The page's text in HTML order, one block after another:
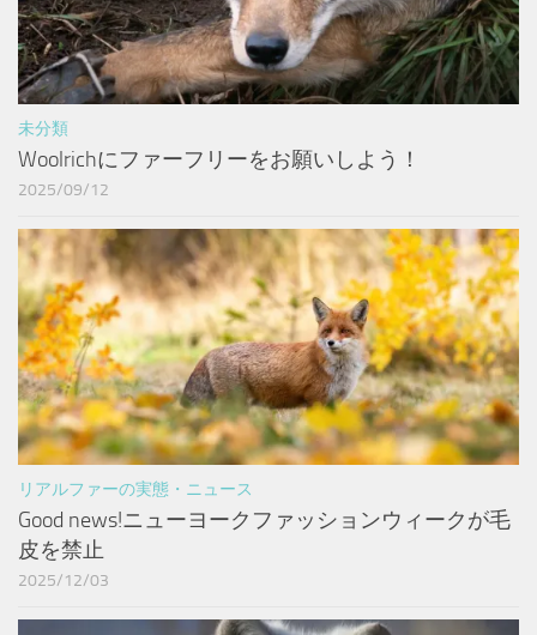
未分類
Woolrichにファーフリーをお願いしよう！
2025/09/12
リアルファーの実態・ニュース
Good news!ニューヨークファッションウィークが毛
皮を禁止
2025/12/03